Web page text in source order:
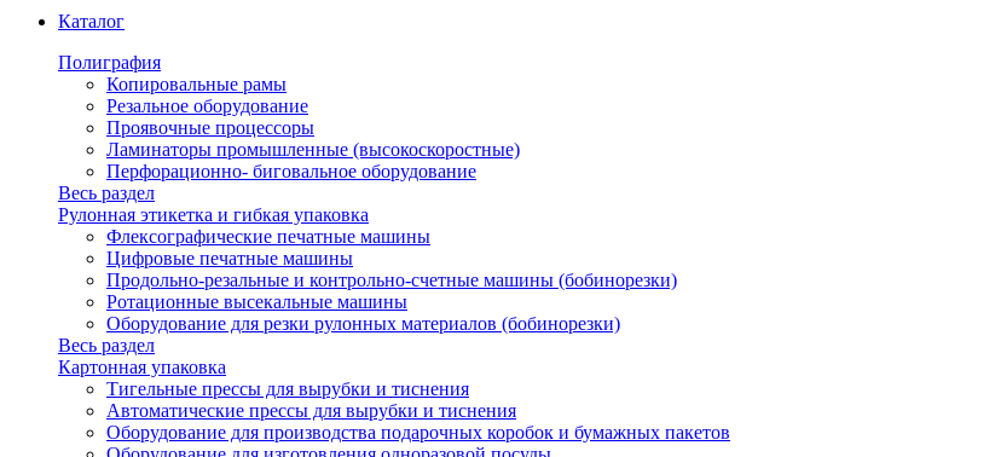
Каталог
Полиграфия
Копировальные рамы
Резальное оборудование
Проявочные процессоры
Ламинаторы промышленные (высокоскоростные)
Перфорационно- биговальное оборудование
Весь раздел
Рулонная этикетка и гибкая упаковка
Флексографические печатные машины
Цифровые печатные машины
Продольно-резальные и контрольно-счетные машины (бобинорезки)
Ротационные высекальные машины
Оборудование для резки рулонных материалов (бобинорезки)
Весь раздел
Картонная упаковка
Тигельные прессы для вырубки и тиснения
Автоматические прессы для вырубки и тиснения
Оборудование для производства подарочных коробок и бумажных пакетов